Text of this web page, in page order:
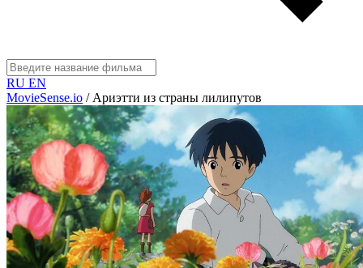
RU EN
MovieSense.io / Ариэтти из страны лилипутов